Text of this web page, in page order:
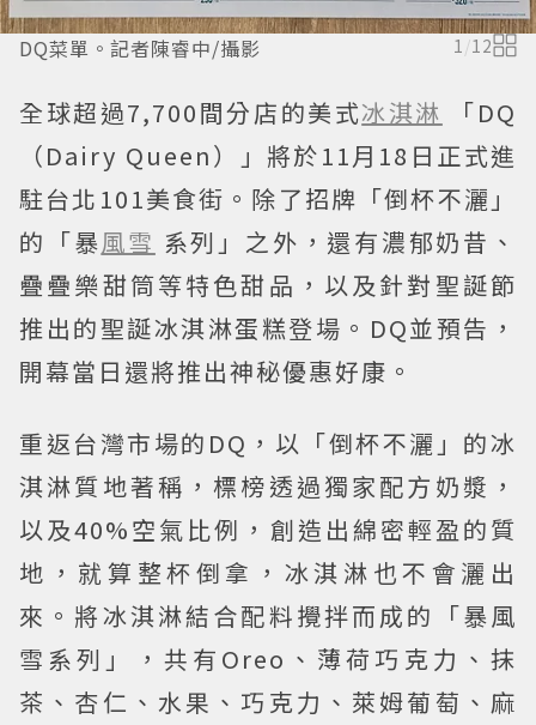
DQ菜單。記者陳睿中/攝影 1 /12
全球超過7,700間分店的美式冰淇淋
「DQ
（Dairy Queen）」將於11月18日正式進
駐台北101美食街。除了招牌「倒杯不灑」
的「暴風雪 系列」之外，還有濃郁奶昔、
疊疊樂甜筒等特色甜品，以及針對聖誕節
推出的聖誕冰淇淋蛋糕登場。DQ並預告，
開幕當日還將推出神秘優惠好康。
重返台灣市場的DQ，以「倒杯不灑」的冰
淇淋質地著稱，標榜透過獨家配方奶漿，
以及40%空氣比例，創造出綿密輕盈的質
地，就算整杯倒拿，冰淇淋也不會灑出
來。將冰淇淋結合配料攪拌而成的「暴風
雪系列」，共有Oreo、薄荷巧克力、抹
茶、杏仁、水果、巧克力、萊姆葡萄、麻